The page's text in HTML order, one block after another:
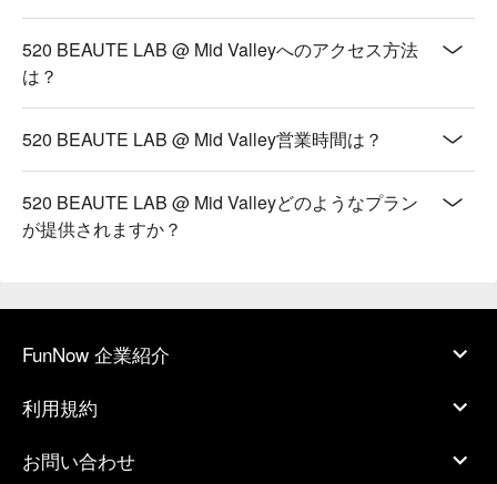
520 BEAUTE LAB @ Mid Valleyへのアクセス方法
は？
520 BEAUTE LAB @ Mid Valley営業時間は？
520 BEAUTE LAB @ Mid Valleyどのようなプラン
が提供されますか？
FunNow 企業紹介
利用規約
お問い合わせ